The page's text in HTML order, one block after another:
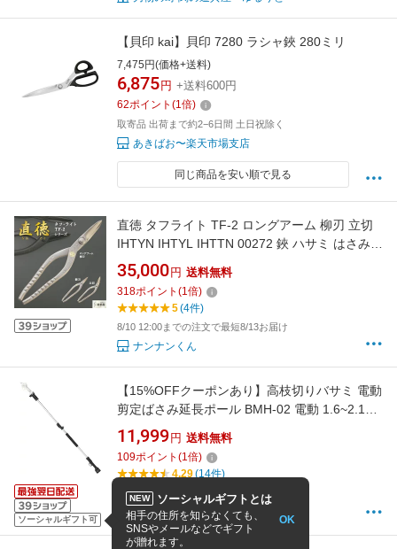
【貝印 kai】貝印 7280 ラシャ鋏 280ミリ
7,475円(価格+送料)
6,875 円 +送料600円
62ポイント (1倍)
取寄品 出荷まで約2−6日間 土日祝除く
あきばお〜楽天市場支店
同じ商品を安い順で見る
直徳 タフライト TF-2 ロングアーム 柳刃 立切
IHTYN IHTYL IHTTN 00272 鋏 ハサミ はさみ
プロ 職人 板金 手動 工具 金物 切断 大工 送料無
料 道具 素材 地金 ハガネ 切断 手造り 在庫 板金
職人 本物 板金工具 板金はさみ 南部屋 ナンナン
君 NANBUYA
35,000 円 送料無料
318ポイント (1倍)
5(4件)
8/10 12:00までの注文で最短8/13お届け
ナンナンくん
ソーシャルギフト可
【15%OFFクーポンあり】高枝切りバサミ 電動
剪定ばさみ延長ポール BMH-02 電動 1.6~2.1M
三段階伸縮式 アルミ合金延長ポール
Bravemonkey 電動ハサミBM-03 BM-05と互換
性あり（剪定鋏は別売り）
11,999 円 送料無料
109ポイント (1倍)
4.29(14件)
8/9 15:00までの注文で最短8/10お届け
ダイニチ雑貨店 楽天市場店
NEW ソーシャルギフトとは
相手の住所を知らなくても、
SNSやメールなどでギフト
が贈れます。
OK